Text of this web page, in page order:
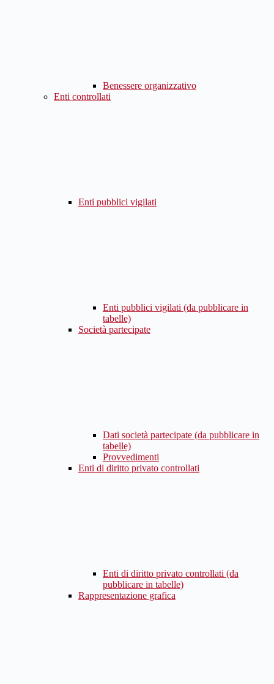
Benessere organizzativo
Enti controllati
Enti pubblici vigilati
Enti pubblici vigilati (da pubblicare in
tabelle)
Società partecipate
Dati società partecipate (da pubblicare in
tabelle)
Provvedimenti
Enti di diritto privato controllati
Enti di diritto privato controllati (da
pubblicare in tabelle)
Rappresentazione grafica